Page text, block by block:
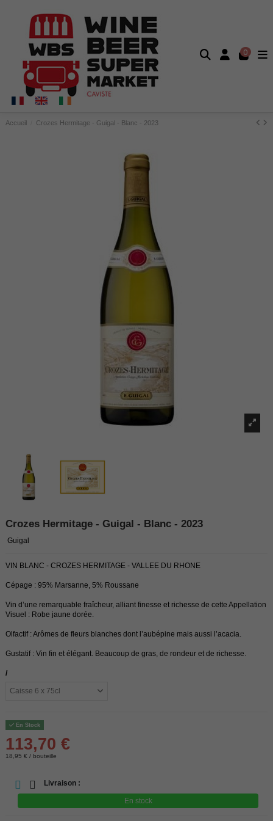
0
Accueil Crozes Hermitage - Guigal - Blanc - 2023
Crozes Hermitage - Guigal - Blanc - 2023
Guigal
VIN BLANC - CROZES HERMITAGE - VALLEE DU RHONE
Cépage : 95% Marsanne, 5% Roussane
Vin d’une remarquable fraîcheur, alliant finesse et richesse de cette Appellation
Visuel : Robe jaune dorée.
Olfactif : Arômes de fleurs blanches dont l’aubépine mais aussi l’acacia.
Gustatif : Vin fin et élégant. Beaucoup de gras, de rondeur et de richesse.
/
En Stock
113,70 €
18,95 € / bouteille
Livraison :
En stock